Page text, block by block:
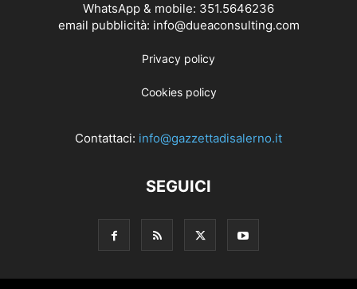
WhatsApp & mobile: 351.5646236
email pubblicità: info@dueaconsulting.com
Privacy policy
Cookies policy
Contattaci: info@gazzettadisalerno.it
SEGUICI